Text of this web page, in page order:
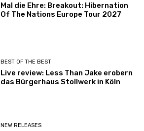
Mal die Ehre: Breakout: Hibernation
Of The Nations Europe Tour 2027
BEST OF THE BEST
Live review: Less Than Jake erobern
das Bürgerhaus Stollwerk in Köln
NEW RELEASES